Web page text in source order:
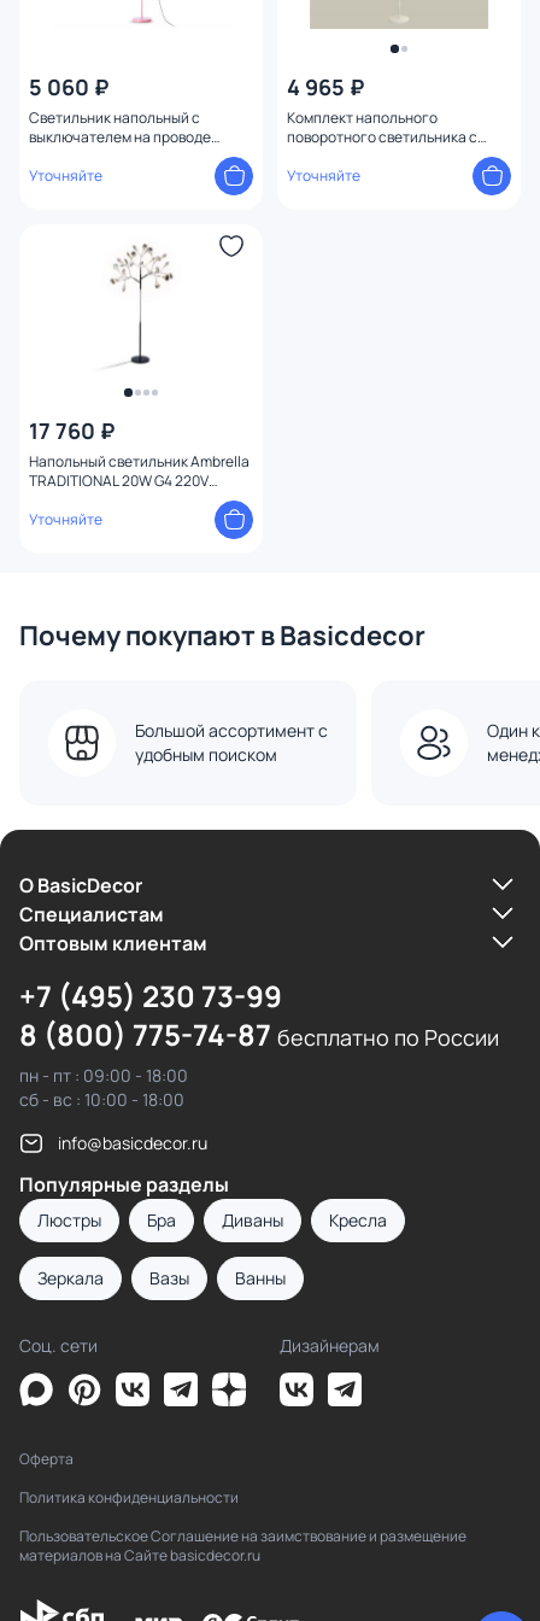
5 060 ₽
Светильник напольный с
выключателем на проводе
Ambrella TRADITIONAL TR97664
Уточняйте
4 965 ₽
Комплект напольного
поворотного светильника с
Ambrella TRADITIONAL XB
Уточняйте
17 760 ₽
Напольный светильник Ambrella
TRADITIONAL 20W G4 220V
Уточняйте
Почему покупают в Basicdecor
Большой ассортимент с
удобным поиском
Один
О BasicDecor
Cпециалистам
Оптовым клиентам
+7 (495) 230 73-99
8 (800) 775-74-87 бесплатно по России
пн - пт : 09:00 - 18:00
сб - вс : 10:00 - 18:00
info@basicdecor.ru
Популярные разделы
Люстры Бра Диваны Кресла
Зеркала Вазы Ванны
Соц. сети Дизайнерам
Оферта
Политика конфиденциальности
Пользовательское Соглашение на заимствование и размещение
материалов на Сайте basicdecor.ru